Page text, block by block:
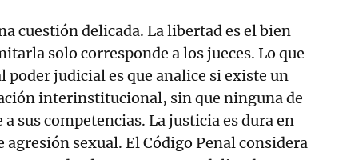
cuestión delicada. La libertad es el bien
solo corresponde a los jueces. Lo que
poder judicial es que analice si existe un
interinstitucional, sin que ninguna de
sus competencias. La justicia es dura en
agresión sexual. El Código Penal considera